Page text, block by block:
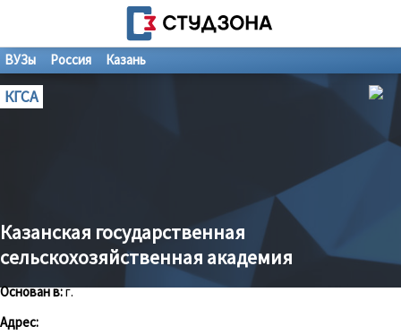
ВУЗы Россия Казань
КГСА
Казанская государственная
сельскохозяйственная академия
Основан в:г.
Адрес: